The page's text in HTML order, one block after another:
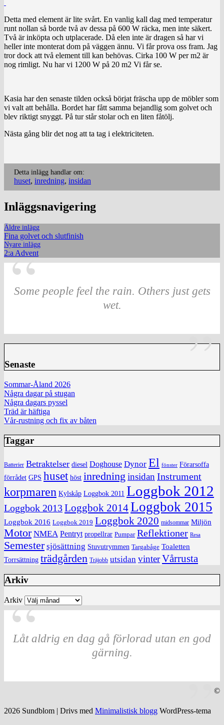
Detta med element är lite svårt. En vanlig kall dag med temperatur
runt nollan så borde två av dessa på 600 W räcka, men inte säkert.
Två är inköpta och utplacerade. Då elen inte är dragen så har vi
heller inte monterat dom på väggen ännu. Vi får prova oss fram. Jag
tror dock att två element till kan behövas. Cirka 100 W per m2 är
nog rimligt. Nu har vi 1200 W på 20 m2 Vi får se.
Kasia har den senaste tilden också börjat fräscha upp de möbler som
vi valt att behålla. Bordet har fått samma bejandlig som golvet och
blev riktigt snyggt. På tur står stolar och en liten fåtölj.
Nästa gång blir det nog att ta tag i elektriciteten.
Detta inlägg handlar om:
huset, inredning, insidan
Inläggsnavigering
Äldre inlägg
Fina golvet och slutfinish
Nyare inlägg
2:a Advent
Some people feel the rain. Others just gets
wet.
Senaste
Sommar-Åland 2026
Några dagar på stugan
Några dagars pyssel
Träd är häftiga
Vår-rustning och fix av båten
Taggar
Batterier Betraktelser diesel Doghouse Dynor El fönster Förarsoffa
förrådet GPS huset höst inredning insidan Instrument
korpmaren Kylskåp Loggbok 2011 Loggbok 2012
Loggbok 2013Loggbok 2014Loggbok 2015
Loggbok 2016 Loggbok 2019 Loggbok 2020 midsommar Miljön
Motor NMEA Pentryt propellrar Pumpar Reflektioner Resa
Semester sjösättning Stuvutrymmen Targabåge Toaletten
Torrsättning trädgården Träjobb utsidan vinterVårrusta
Arkiv
Arkiv
Låt aldrig en dag gå förlorad utan en god
gärning.
©
2026 Sundblom | Drivs med Minimalistisk blogg WordPress-tema